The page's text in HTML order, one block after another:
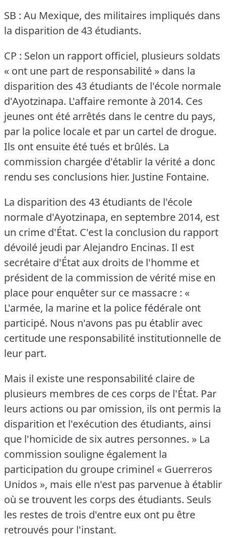
SB : Au Mexique, des militaires impliqués dans
la disparition de 43 étudiants.
CP : Selon un rapport officiel, plusieurs soldats
« ont une part de responsabilité » dans la
disparition des 43 étudiants de l'école normale
d'Ayotzinapa. L'affaire remonte à 2014. Ces
jeunes ont été arrêtés dans le centre du pays,
par la police locale et par un cartel de drogue.
Ils ont ensuite été tués et brûlés. La
commission chargée d'établir la vérité a donc
rendu ses conclusions hier. Justine Fontaine.
La disparition des 43 étudiants de l'école
normale d'Ayotzinapa, en septembre 2014, est
un crime d'État. C'est la conclusion du rapport
dévoilé jeudi par Alejandro Encinas. Il est
secrétaire d'État aux droits de l'homme et
président de la commission de vérité mise en
place pour enquêter sur ce massacre : «
L'armée, la marine et la police fédérale ont
participé. Nous n'avons pas pu établir avec
certitude une responsabilité institutionnelle de
leur part.
Mais il existe une responsabilité claire de
plusieurs membres de ces corps de l'État. Par
leurs actions ou par omission, ils ont permis la
disparition et l'exécution des étudiants, ainsi
que l'homicide de six autres personnes. » La
commission souligne également la
participation du groupe criminel « Guerreros
Unidos », mais elle n'est pas parvenue à établir
où se trouvent les corps des étudiants. Seuls
les restes de trois d'entre eux ont pu être
retrouvés pour l'instant.